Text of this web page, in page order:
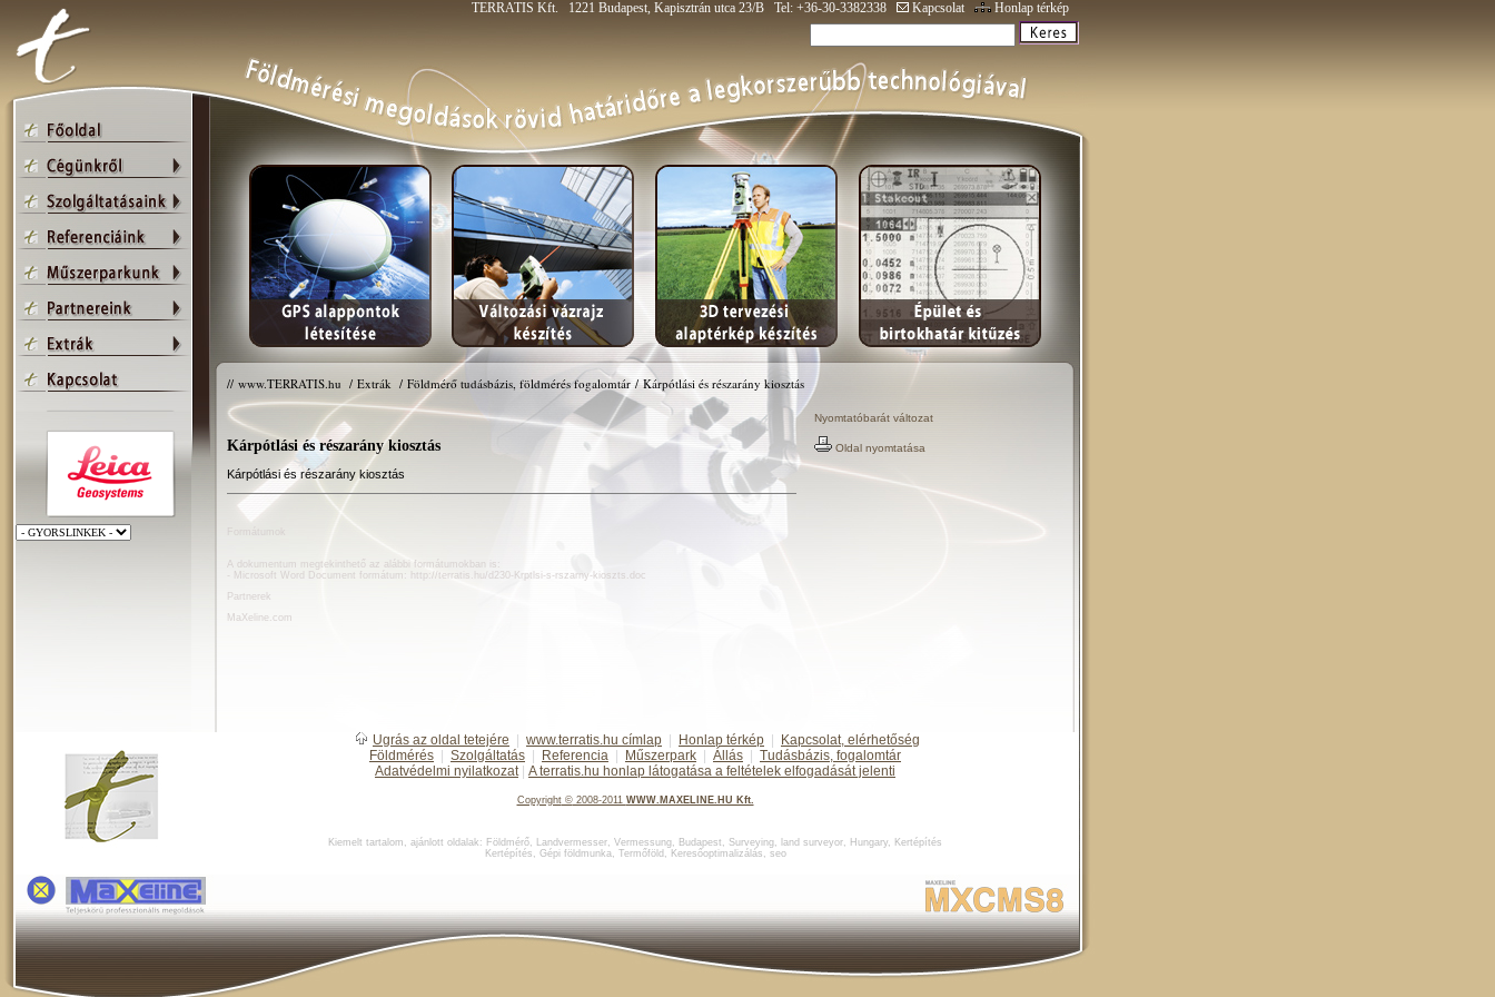
TERRATIS Kft. 1221 Budapest, Kapisztrán utca 23/B Tel: +36-30-3382338 Kapcsolat Honlap térkép
// www.TERRATIS.hu / Extrák / Földmérő tudásbázis, földmérés fogalomtár /Kárpótlási és részarány kiosztás
Kárpótlási és részarány kiosztás
Kárpótlási és részarány kiosztás
A dokumentum megtekinthető az alábbi formátumokban is:
- Microsoft Word Document formátum:
http://terratis.hu/d230-Krptlsi-s-rszarny-kioszts.doc
Partnerek
MaXeline.com
Nyomtatóbarát változat
Oldal nyomtatása
Ugrás az oldal tetejére www.terratis.hu címlap Honlap térkép
Kapcsolat, elérhetőség
Földmérés
Szolgáltatás Referencia Műszerpark Állás
Tudásbázis, fogalomtár
Adatvédelmi nyilatkozat
A terratis.hu honlap látogatása a feltételek elfogadását jelenti
Copyright©2008-2011 WWW.MAXELINE.HU Kft.
Kiemelt tartalom, ajánlott oldalak: Földmérő, Landvermesser, Vermessung, Budapest , Surveying, land surveyor, Hungary, Kertépítés
Kertépítés , Gépi földmunka, Termőföld , Keresőoptimalizálás , seo